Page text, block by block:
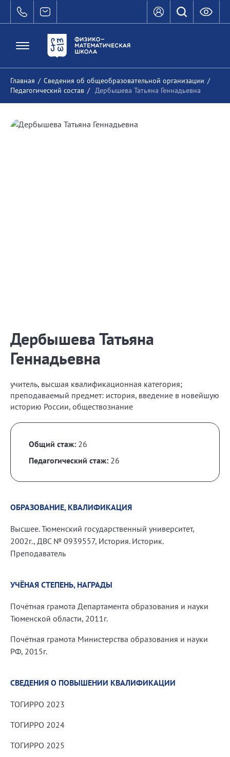
Главная / Сведения об общеобразовательной организации /
Педагогический состав / Дербышева Татьяна Геннадьевна
Дербышева Татьяна
Геннадьевна
учитель, высшая квалификационная категория;
преподаваемый предмет: история, введение в новейшую
историю России, обществознание
Общий стаж: 26
Педагогический стаж: 26
ОБРАЗОВАНИЕ, КВАЛИФИКАЦИЯ
Высшее. Тюменский государственный университет,
2002г., ДВС № 0939557, История. Историк.
Преподаватель
УЧЁНАЯ СТЕПЕНЬ, НАГРАДЫ
Почётная грамота Департамента образования и науки
Тюменской области, 2011г.
Почётная грамота Министерства образования и науки
РФ, 2015г.
СВЕДЕНИЯ О ПОВЫШЕНИИ КВАЛИФИКАЦИИ
ТОГИРРО 2023
ТОГИРРО 2024
ТОГИРРО 2025